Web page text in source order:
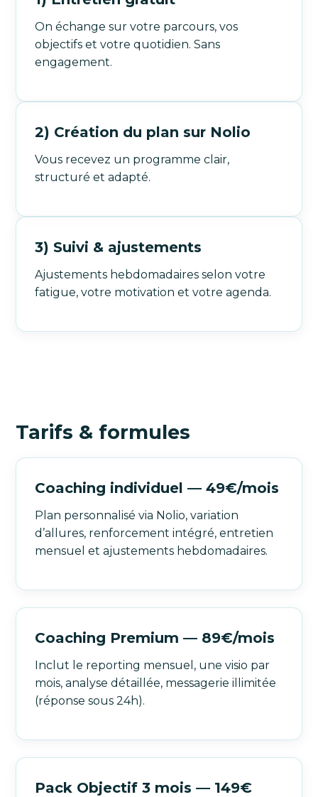
On échange sur votre parcours, vos
objectifs et votre quotidien. Sans
engagement.
2) Création du plan sur Nolio
Vous recevez un programme clair,
structuré et adapté.
3) Suivi & ajustements
Ajustements hebdomadaires selon votre
fatigue, votre motivation et votre agenda.
Tarifs & formules
Coaching individuel — 49€/mois
Plan personnalisé via Nolio, variation
d’allures, renforcement intégré, entretien
mensuel et ajustements hebdomadaires.
Coaching Premium — 89€/mois
Inclut le reporting mensuel, une visio par
mois, analyse détaillée, messagerie illimitée
(réponse sous 24h).
Pack Objectif 3 mois — 149€